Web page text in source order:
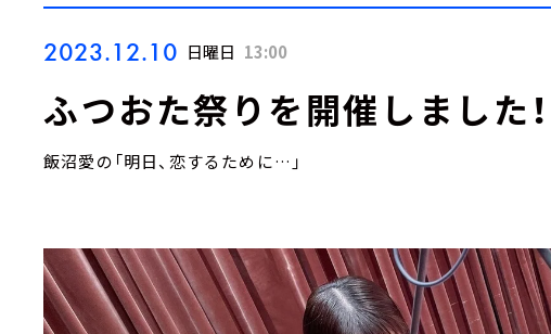
Podcast
2023.12.10 日曜日 13:00
ふつおた祭りを開催しました！
飯沼愛の「明日、恋するために…」